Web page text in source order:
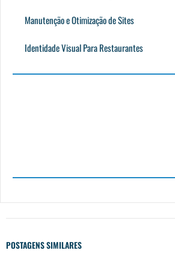
Manutenção e Otimização de Sites
Identidade Visual Para Restaurantes
POSTAGENS SIMILARES